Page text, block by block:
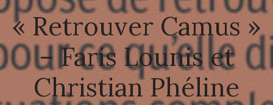
« Retrouver Camus »
– Faris Lounis et
Christian Phéline